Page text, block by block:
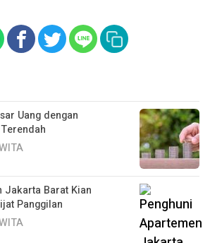
Uang dengan
Jakarta Barat Kian
Panggilan